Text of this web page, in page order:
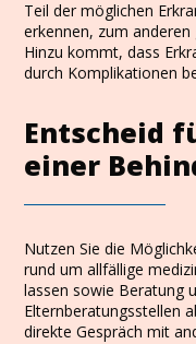
Teil der möglichen
erkennen, zum
Hinzu kommt, dass
durch Komplikationen
Entscheid
einer
Nutzen Sie die
rund um allfällige
lassen sowie Beratung
Elternberatungsstellen
direkte Gespräch mit